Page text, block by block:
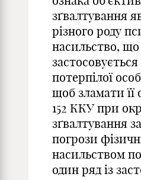
зґвалтування
різного роду
насильство, що
застосовується
потерпілої
щоб зламати її
152 ККУ при
зґвалтування
погрози
насильством
один ряд із